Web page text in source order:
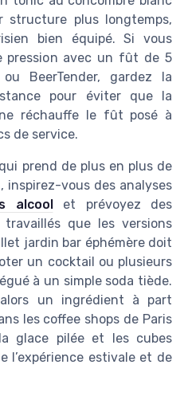
plus longtemps,
bien équipé. Si vous
pression avec un fût de 5
BeerTender, gardez la
pour éviter que la
réchauffe le fût posé à
de service.
prend de plus en plus de
inspirez-vous des analyses
alcool
et prévoyez des
que les versions
jardin bar éphémère doit
un cocktail ou plusieurs
à un simple soda tiède.
un ingrédient à part
les coffee shops de Paris
glace pilée et les cubes
l’expérience estivale et de